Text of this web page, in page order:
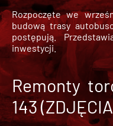
Rozpoczęte we
budową trasy
postępują.
inwestycji.
Remonty
143